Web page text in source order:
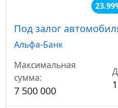
Под залог
Альфа-Банк
Максимальная
сумма:
7 500 000